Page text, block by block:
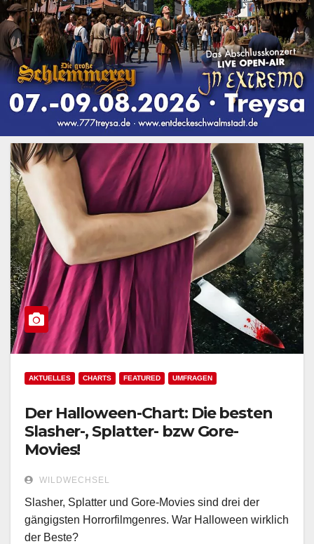
AKTUELLES CHARTS FEATURED UMFRAGEN
Der Halloween-Chart: Die besten
Slasher-, Splatter- bzw Gore-
Movies!
WILDWECHSEL
Slasher, Splatter und Gore-Movies sind drei der
gängigsten Horrorfilmgenres. War Halloween wirklich
der Beste?